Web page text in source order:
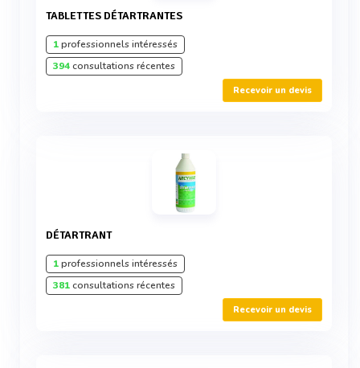
TABLETTES DÉTARTRANTES
1professionnels intéressés
394consultations récentes
Recevoir un devis
DÉTARTRANT
1professionnels intéressés
381consultations récentes
Recevoir un devis